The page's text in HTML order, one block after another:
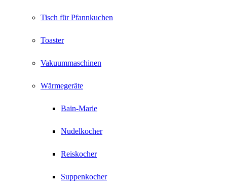
Tisch für Pfannkuchen
Toaster
Vakuummaschinen
Wärmegeräte
Bain-Marie
Nudelkocher
Reiskocher
Suppenkocher